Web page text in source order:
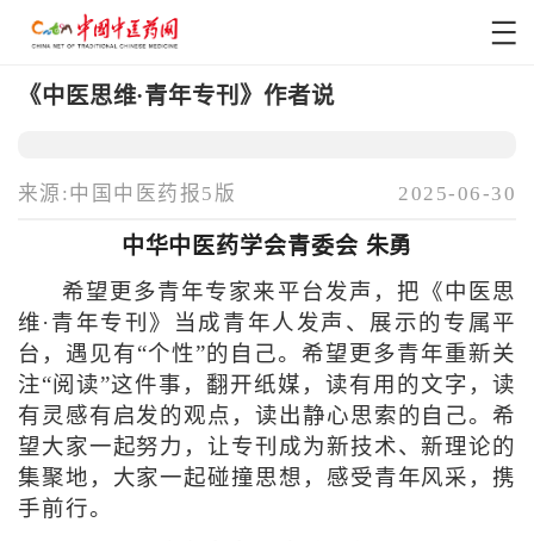
《中医思维·青年专刊》作者说
来源:中国中医药报5版 2025-06-30
中华中医药学会青委会 朱勇
希望更多青年专家来平台发声，把《中医思
维·青年专刊》当成青年人发声、展示的专属平
台，遇见有“个性”的自己。希望更多青年重新关
注“阅读”这件事，翻开纸媒，读有用的文字，读
有灵感有启发的观点，读出静心思索的自己。希
望大家一起努力，让专刊成为新技术、新理论的
集聚地，大家一起碰撞思想，感受青年风采，携
手前行。